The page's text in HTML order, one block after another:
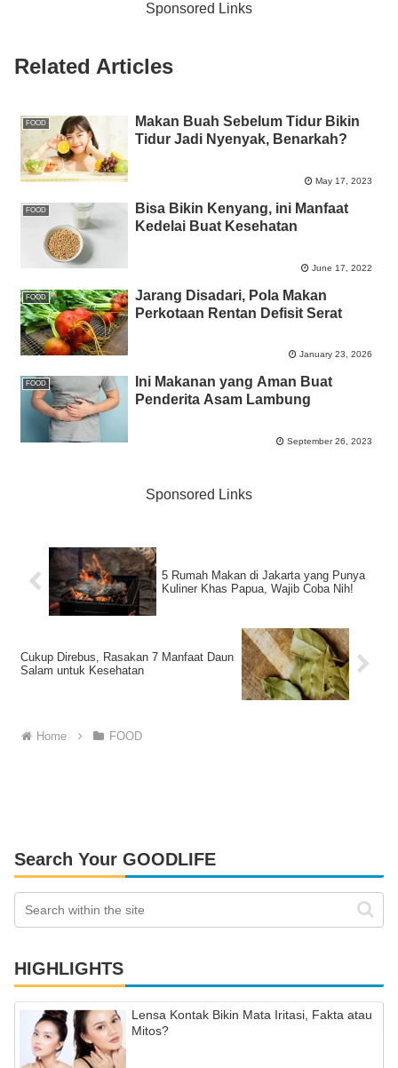
o
k
p
g
Sponsored Links
Related Articles
FOOD
Makan Buah Sebelum Tidur Bikin
Tidur Jadi Nyenyak, Benarkah?
May 17, 2023
FOOD
Bisa Bikin Kenyang, ini Manfaat
Kedelai Buat Kesehatan
June 17, 2022
FOOD
Jarang Disadari, Pola Makan
Perkotaan Rentan Defisit Serat
January 23, 2026
FOOD
Ini Makanan yang Aman Buat
Penderita Asam Lambung
September 26, 2023
Sponsored Links
5 Rumah Makan di Jakarta yang Punya
Kuliner Khas Papua, Wajib Coba Nih!
Cukup Direbus, Rasakan 7 Manfaat Daun
Salam untuk Kesehatan
Home FOOD
Search Your GOODLIFE
HIGHLIGHTS
Lensa Kontak Bikin Mata Iritasi, Fakta atau
Mitos?